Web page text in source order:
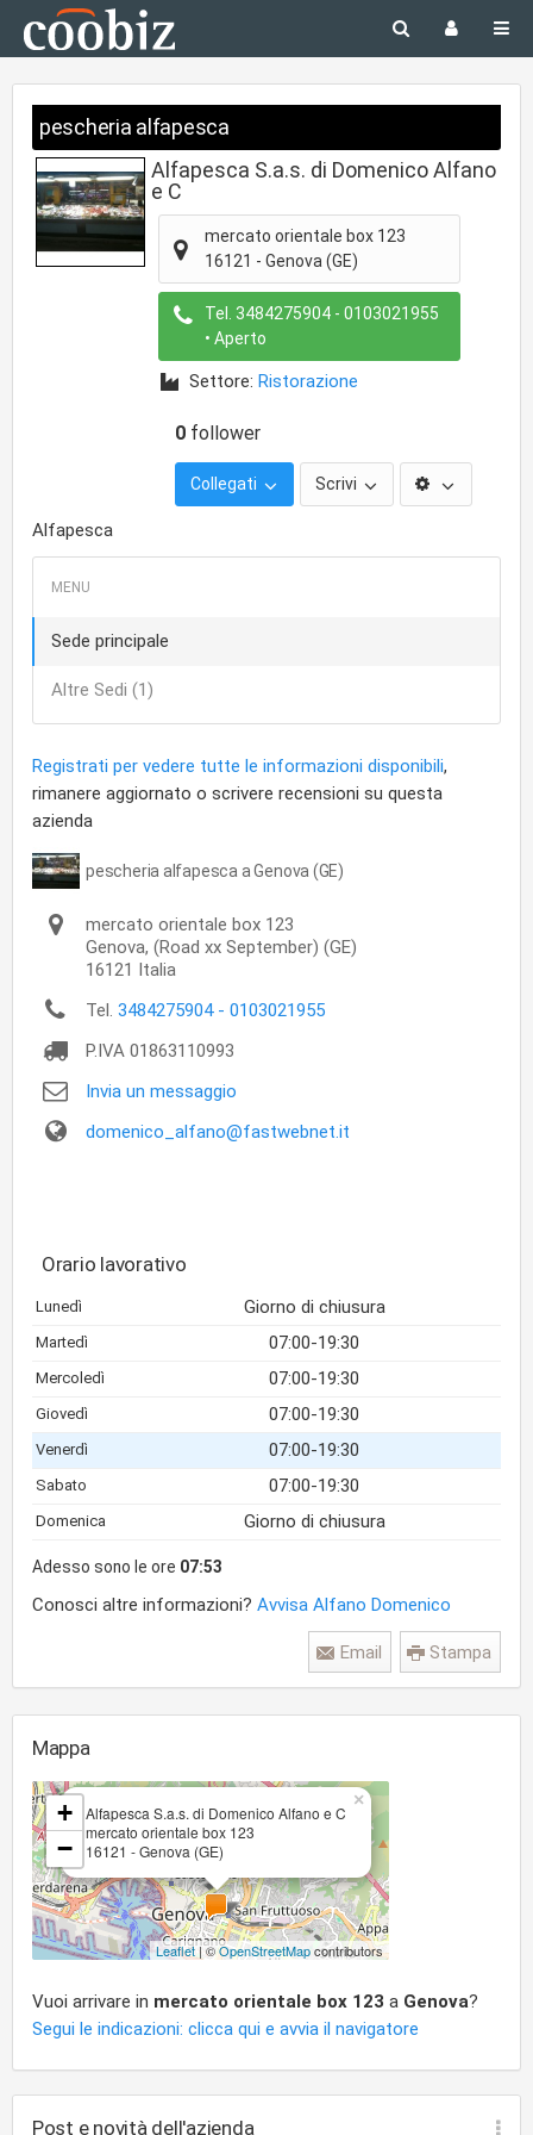
pescheria alfapesca
Alfapesca S.a.s. di Domenico Alfano
e C
mercato orientale box 123
16121 - Genova (GE)
Tel. 3484275904 - 0103021955
• Aperto
Settore: Ristorazione
0 follower
Collegati Scrivi
Alfapesca
Sede principale
Altre Sedi (1)
Registrati per vedere tutte le informazioni disponibili,
rimanere aggiornato o scrivere recensioni su questa
azienda
pescheria alfapesca a Genova (GE)
mercato orientale box 123
Genova, (Road xx September) (GE)
16121 Italia
Tel. 3484275904 - 0103021955
P.IVA 01863110993
Invia un messaggio
domenico_alfano@fastwebnet.it
Orario lavorativo
Lunedì Giorno di chiusura
Martedì 07:00-19:30
Mercoledì 07:00-19:30
Giovedì 07:00-19:30
Venerdì 07:00-19:30
Sabato 07:00-19:30
Domenica Giorno di chiusura
Adesso sono le ore 07:53
Conosci altre informazioni? Avvisa Alfano Domenico
Stampa
Email
Mappa
Alfapesca S.a.s. di Domenico Alfano e C
mercato orientale box 123
16121 - Genova (GE)
×
+
−
Leaflet| ©OpenStreetMapcontributors
Vuoi arrivare in mercato orientale box 123 a Genova?
Segui le indicazioni: clicca qui e avvia il navigatore
Post e novità dell'azienda